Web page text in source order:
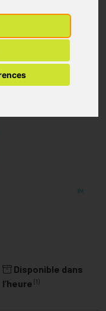
Disponible dans
l’heure (1)